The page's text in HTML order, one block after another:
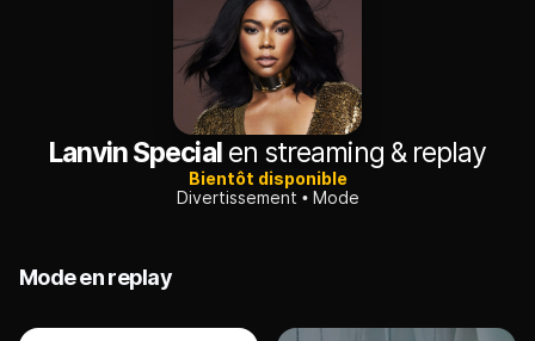
Lanvin Specialen streaming & replay
Bientôt disponible
Divertissement
Mode
Mode en replay